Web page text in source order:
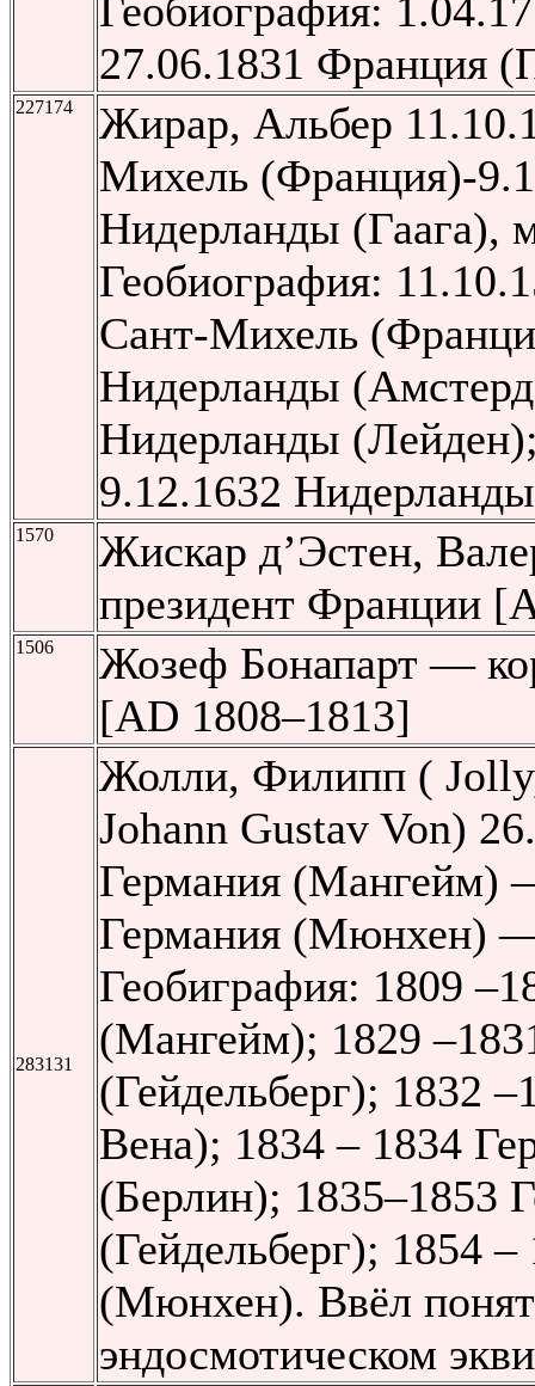
Геобиография:
27.06.1831 Франция
227174 Жирар, Альбер
Михель (Франция)-
Нидерланды (Гаага),
Геобиография:
Сант-Михель
Нидерланды
Нидерланды
9.12.1632
1570
Жискар д’Эстен,
президент Франции
1506
Жозеф Бонапарт —
[AD 1808–1813]
283131
Жолли, Филипп (
Johann Gustav Von)
Германия (Мангейм)
Германия (Мюнхен)
Геобиграфия: 1809
(Мангейм); 1829
(Гейдельберг); 1832
Вена); 1834 – 1834
(Берлин); 1835–1853
(Гейдельберг); 1854
(Мюнхен). Ввёл
эндосмотическом